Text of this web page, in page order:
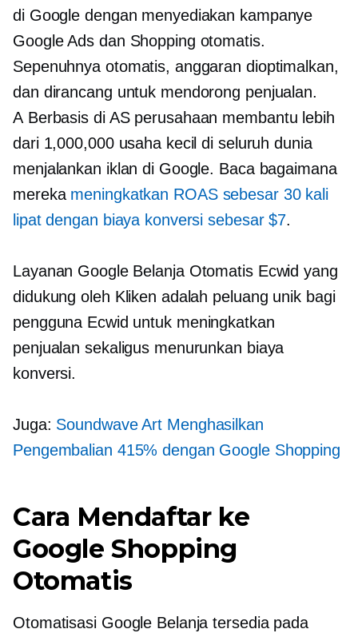
di Google dengan menyediakan kampanye
Google Ads dan Shopping otomatis.
Sepenuhnya otomatis, anggaran dioptimalkan,
dan dirancang untuk mendorong penjualan.
A Berbasis di ASperusahaan membantu lebih
dari 1,000,000 usaha kecil di seluruh dunia
menjalankan iklan di Google. Baca bagaimana
mereka meningkatkan ROAS sebesar 30 kali
lipat dengan biaya konversi sebesar $7.
Layanan Google Belanja Otomatis Ecwid yang
didukung oleh Kliken adalah peluang unik bagi
pengguna Ecwid untuk meningkatkan
penjualan sekaligus menurunkan biaya
konversi.
Juga: Soundwave Art Menghasilkan
Pengembalian 415% dengan Google Shopping
Cara Mendaftar ke
Google Shopping
Otomatis
Otomatisasi Google Belanja tersedia pada